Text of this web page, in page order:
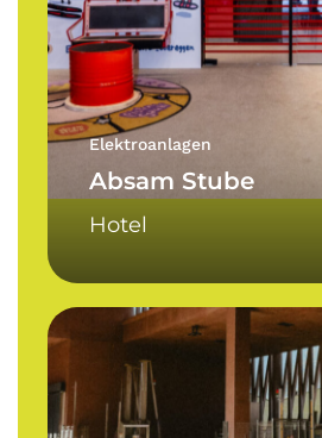
Elektroanlagen
Absam Stube
Hotel
Kellerei